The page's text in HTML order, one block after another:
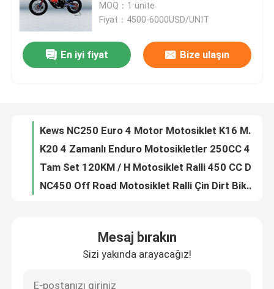
Hakkımızda
Fabrika turu
Bize Ulaşın
Blog
İki Zamanlı Enduro Motosikletler
Ralli Motosikletleri
Motoru İki Seçenek
MOQ：1 ünite
Fiyat：4500-6000USD/UNIT
En iyi fiyat Bize ulaşın
Kews K16 Model 4 Zamanlı Enduro Motosikletler NC250 250CC Çift Spor Bisikletler
Kews NC250 Euro 4 Motor Motosiklet K16 Model Enduro Motosiklet
NC450 Off Road Motosiklet Ralli Çin Dirt Bike 450cc Enduro Motosikletler
Mesaj bırakın
Sizi yakında arayacağız!